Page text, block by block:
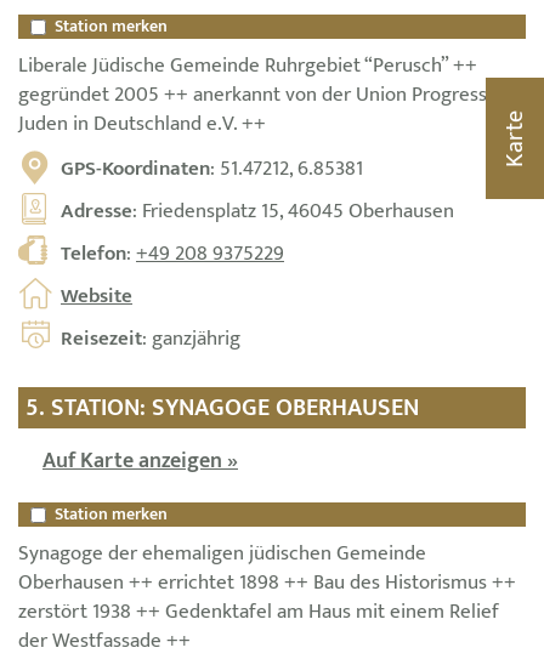
Station merken
Liberale Jüdische Gemeinde Ruhrgebiet “Perusch” ++
gegründet 2005 ++ anerkannt von der Union Progressiver
Juden in Deutschland e.V. ++
GPS-Koordinaten: 51.47212, 6.85381
Adresse: Friedensplatz 15, 46045 Oberhausen
Telefon:+49 208 9375229
Website
Reisezeit: ganzjährig
5. STATION: SYNAGOGE OBERHAUSEN
Auf Karte anzeigen »
Station merken
Synagoge der ehemaligen jüdischen Gemeinde
Oberhausen ++ errichtet 1898 ++ Bau des Historismus ++
zerstört 1938 ++ Gedenktafel am Haus mit einem Relief
der Westfassade ++
Karte